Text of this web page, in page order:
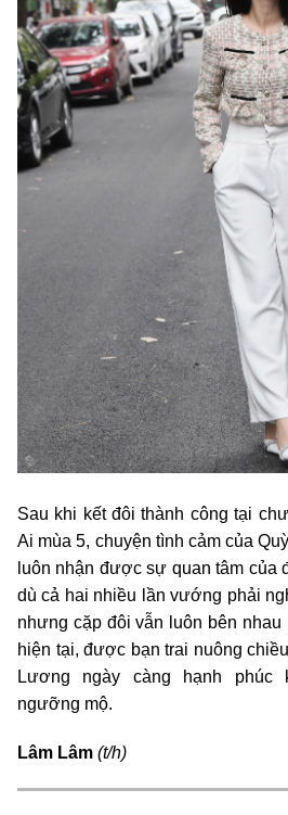
Sau khi kết đôi thành công tại
Ai mùa 5, chuyện tình cảm của
luôn nhận được sự quan tâm của
dù cả hai nhiều lần vướng phải
nhưng cặp đôi vẫn luôn bên
hiện tại, được bạn trai nuông
Lương ngày càng hạnh phúc
ngưỡng mộ.
Lâm Lâm (t/h)